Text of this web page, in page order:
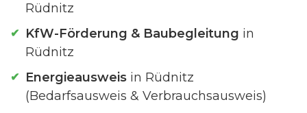
Rüdnitz
KfW-Förderung & Baubegleitung in
Rüdnitz
Energieausweis in Rüdnitz
(Bedarfsausweis & Verbrauchsausweis)